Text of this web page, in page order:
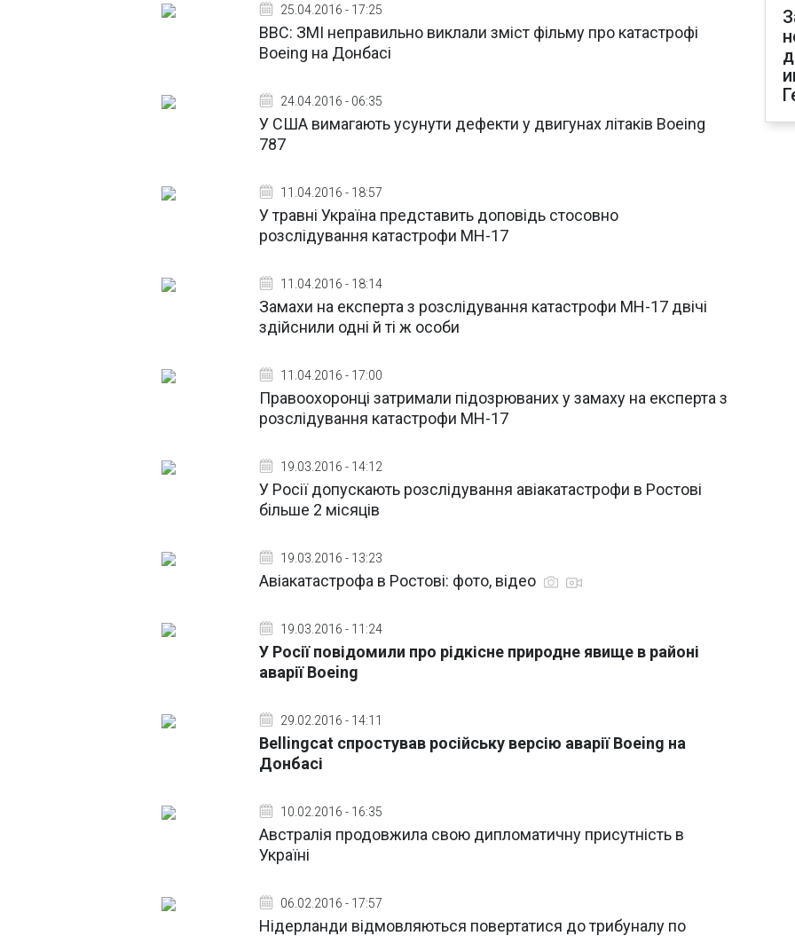
25.04.2016 - 17:25
ВВС: ЗМІ неправильно виклали зміст фільму про катастрофі
Boeing на Донбасі
24.04.2016 - 06:35
У США вимагають усунути дефекти у двигунах літаків Boeing
787
11.04.2016 - 18:57
У травні Україна представить доповідь стосовно
розслідування катастрофи МН-17
11.04.2016 - 18:14
Замахи на експерта з розслідування катастрофи МН-17 двічі
здійснили одні й ті ж особи
11.04.2016 - 17:00
Правоохоронці затримали підозрюваних у замаху на експерта з
розслідування катастрофи МН-17
19.03.2016 - 14:12
У Росії допускають розслідування авіакатастрофи в Ростові
більше 2 місяців
19.03.2016 - 13:23
Авіакатастрофа в Ростові: фото, відео
19.03.2016 - 11:24
У Росії повідомили про рідкісне природне явище в районі
аварії Boeing
29.02.2016 - 14:11
Bellingcat спростував російську версію аварії Boeing на
Донбасі
10.02.2016 - 16:35
Австралія продовжила свою дипломатичну присутність в
Україні
06.02.2016 - 17:57
Нідерланди відмовляються повертатися до трибуналу по